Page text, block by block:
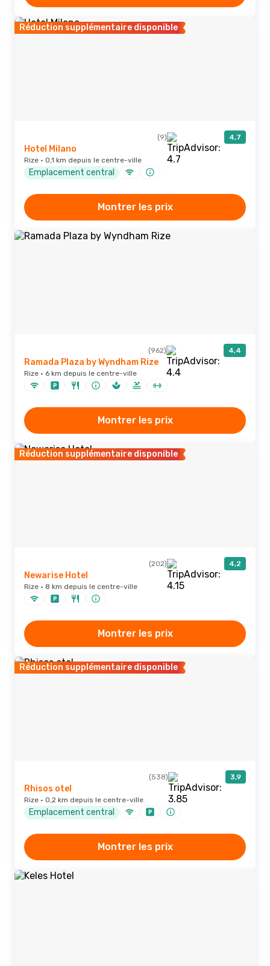
Réduction supplémentaire disponible
(9) 4,7
Hotel Milano
Rize · 0,1 km depuis le centre-ville
Emplacement central
Montrer les prix
(962) 4,4
Ramada Plaza by Wyndham Rize
Rize · 6 km depuis le centre-ville
Montrer les prix
Réduction supplémentaire disponible
(202) 4,2
Newarise Hotel
Rize · 8 km depuis le centre-ville
Montrer les prix
Réduction supplémentaire disponible
(538) 3,9
Rhisos otel
Rize · 0,2 km depuis le centre-ville
Emplacement central
Montrer les prix